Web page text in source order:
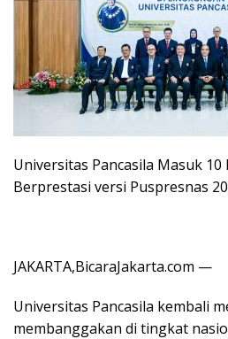
Universitas Pancasila Masuk 10
Berprestasi versi Puspresnas
JAKARTA,BicaraJakarta.com —
Universitas Pancasila kembali
membanggakan di tingkat